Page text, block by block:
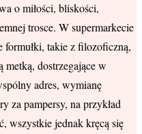
o miłości, bliskości,
trosce. W supermarkecie
takie z filozoficzną,
dostrzegające w
adres, wymianę
za pampersy, na przykład
wszystkie jednak kręcą się